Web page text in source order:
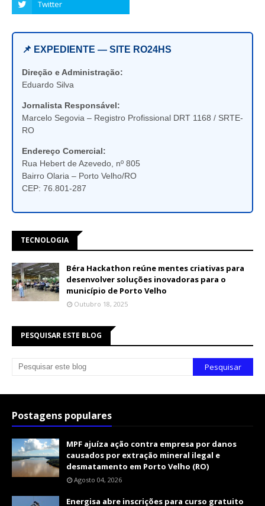
📌 EXPEDIENTE — SITE RO24HS
Direção e Administração:
Eduardo Silva
Jornalista Responsável:
Marcelo Segovia – Registro Profissional DRT 1168 / SRTE-
RO
Endereço Comercial:
Rua Hebert de Azevedo, nº 805
Bairro Olaria – Porto Velho/RO
CEP: 76.801-287
TECNOLOGIA
Béra Hackathon reúne mentes criativas para
desenvolver soluções inovadoras para o
município de Porto Velho
Outubro 18, 2025
PESQUISAR ESTE BLOG
Postagens populares
MPF ajuíza ação contra empresa por danos
causados por extração mineral ilegal e
desmatamento em Porto Velho (RO)
Agosto 04, 2026
Energisa abre inscrições para curso gratuito